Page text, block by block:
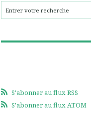
S'abonner au flux RSS
S'abonner au flux ATOM